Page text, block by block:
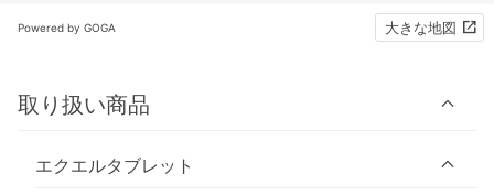
Powered by GOGA 大きな地図
取り扱い商品
エクエルタブレット